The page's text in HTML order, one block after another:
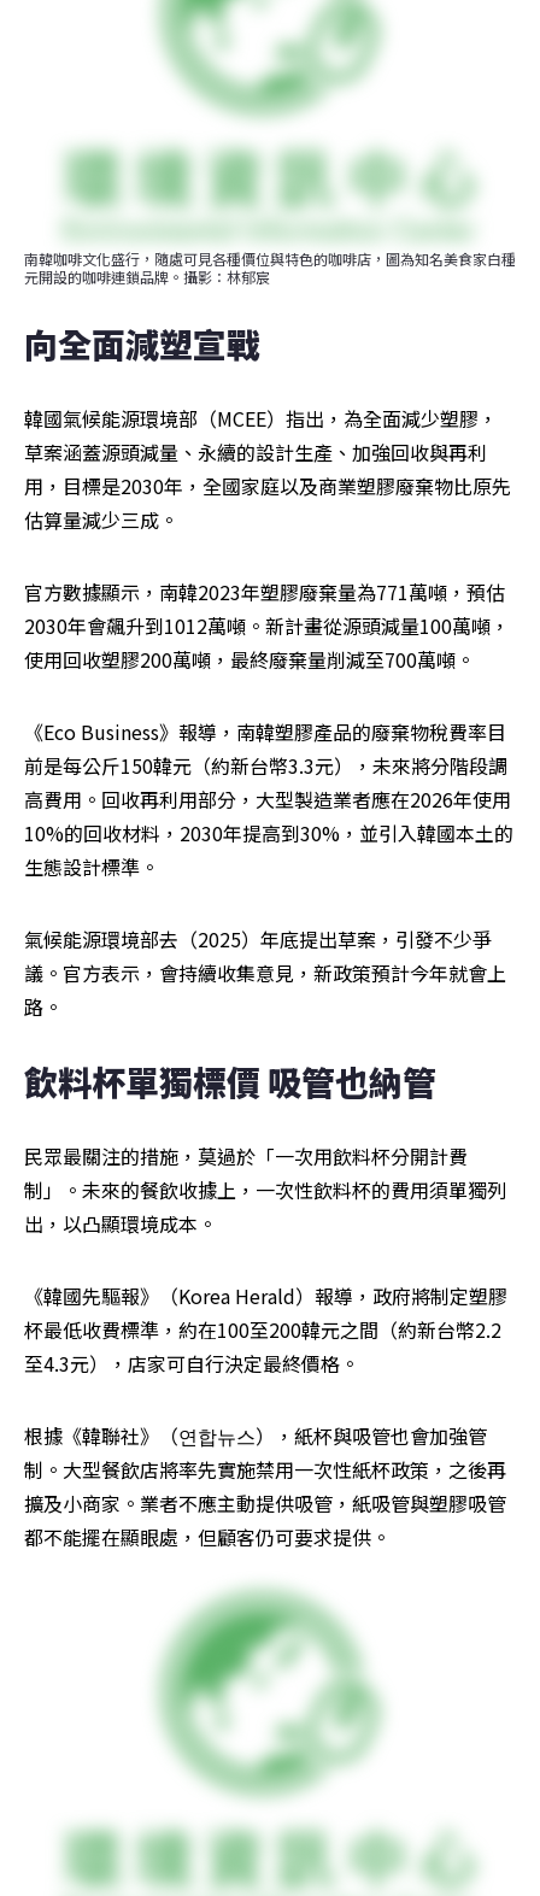
南韓咖啡文化盛行，隨處可見各種價位與特色的咖啡店，圖為知名美食家白種
元開設的咖啡連鎖品牌。攝影：林郁宸
向全面減塑宣戰
韓國氣候能源環境部（MCEE）指出，為全面減少塑膠，
草案涵蓋源頭減量、永續的設計生產、加強回收與再利
用，目標是2030年，全國家庭以及商業塑膠廢棄物比原先
估算量減少三成。
官方數據顯示，南韓2023年塑膠廢棄量為771萬噸，預估
2030年會飆升到1012萬噸。新計畫從源頭減量100萬噸，
使用回收塑膠200萬噸，最終廢棄量削減至700萬噸。
《Eco Business》報導，南韓塑膠產品的廢棄物稅費率目
前是每公斤150韓元（約新台幣3.3元），未來將分階段調
高費用。回收再利用部分，大型製造業者應在2026年使用
10%的回收材料，2030年提高到30%，並引入韓國本土的
生態設計標準。
氣候能源環境部去（2025）年底提出草案，引發不少爭
議。官方表示，會持續收集意見，新政策預計今年就會上
路。
飲料杯單獨標價 吸管也納管
民眾最關注的措施，莫過於「一次用飲料杯分開計費
制」。未來的餐飲收據上，一次性飲料杯的費用須單獨列
出，以凸顯環境成本。
《韓國先驅報》（Korea Herald）報導，政府將制定塑膠
杯最低收費標準，約在100至200韓元之間（約新台幣2.2
至4.3元），店家可自行決定最終價格。
根據《韓聯社》（연합뉴스），紙杯與吸管也會加強管
制。大型餐飲店將率先實施禁用一次性紙杯政策，之後再
擴及小商家。業者不應主動提供吸管，紙吸管與塑膠吸管
都不能擺在顯眼處，但顧客仍可要求提供。